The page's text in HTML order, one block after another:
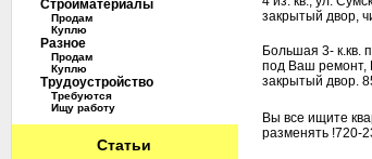
Стройматериалы
Продам
Куплю
Разное
Продам
Куплю
Трудоустройство
Требуются
Ищу работу
Статьи
закрытый двор,
Большая 3- к.кв.
под Ваш ремонт,
закрытый двор.
Вы все ищите
разменять !720-